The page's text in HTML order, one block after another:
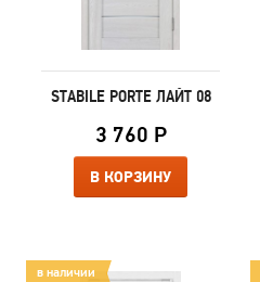
STABILE PORTE ЛАЙТ 08
3 760 Р
В КОРЗИНУ
в наличии